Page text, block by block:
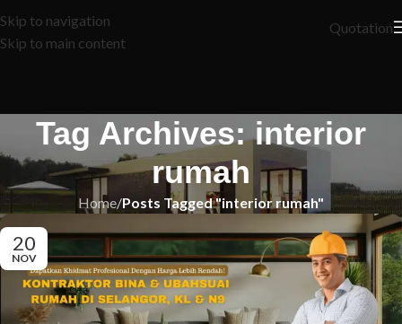
Skip to navigation
Skip to main content
Quotation
Tag Archives: interior
rumah
Home/Posts Tagged "interior rumah"
20
NOV